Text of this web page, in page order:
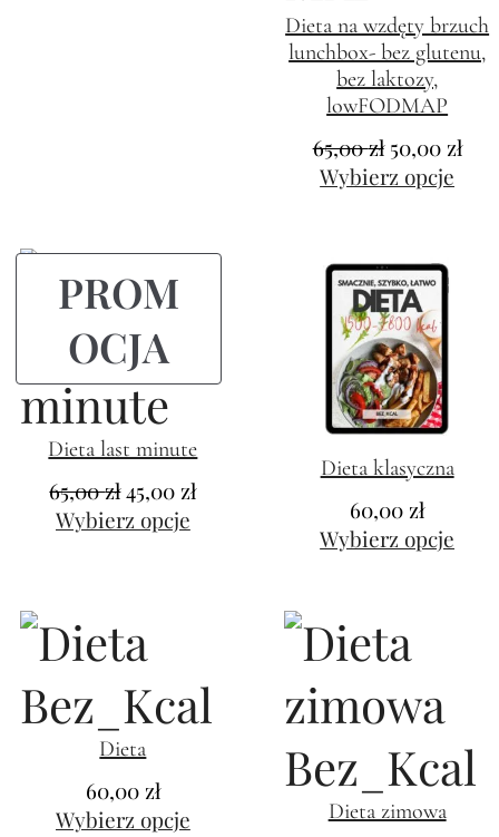
Dieta na wzdęty brzuch
lunchbox- bez glutenu,
bez laktozy,
lowFODMAP
65,00zł 50,00 zł
Wybierz opcje
PROM
OCJA
Dieta last minute
65,00zł45,00 zł
Wybierz opcje
Dieta klasyczna
60,00 zł
Wybierz opcje
Dieta
60,00 zł
Wybierz opcje
Dieta zimowa